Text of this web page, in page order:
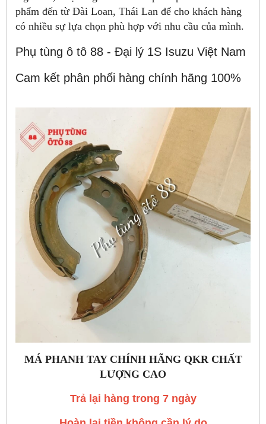
phẩm đến từ Đài Loan, Thái Lan để cho khách hàng
có nhiều sự lựa chọn phù hợp với nhu cầu của mình.
Phụ tùng ô tô 88 - Đại lý 1S Isuzu Việt Nam
Cam kết phân phối hàng chính hãng 100%
MÁ PHANH TAY CHÍNH HÃNG QKR CHẤT
LƯỢNG CAO
Trả lại hàng trong 7 ngày